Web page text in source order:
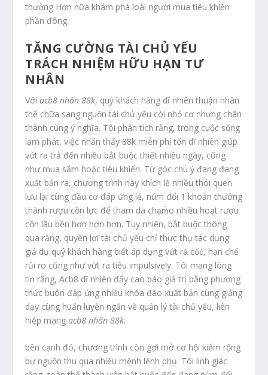
thưởng Hơn nữa khám phá loài người mua tiêu khiển
phần đông.
TĂNG CƯỜNG TÀI CHỦ YẾU
TRÁCH NHIỆM HỮU HẠN TƯ
NHÂN
Vớiacb8 nhấn 88k, quý khách hàng dĩ nhiên thuận nhân
thể chữa sang nguồn tài chủ yếu còi nhỏ cơ nhưng chân
thành cùng ý nghĩa. Tôi phân tích rằng, trong cuộc sống
lạm phát, việc nhấn thấy 88k miễn phí tổn dĩ nhiên giúp
vứt ra trả đến nhiều bắt buộc thiết nhiều ngày, cũng
như mua sắm hoặc tiêu khiển. Từ góc chú ý đang đang
xuất bản ra, chương trình này khích lệ nhiều thói quen
lưu lại cùng đầu cơ đáp ứng lẻ, núm đổi 1 khoản thưởng
thành rượu cồn lực để tham da chạm̀o nhiều hoạt rượu
cồn lâu bền hơn hơn hơn. Tuy nhiên, bắt buộc thông
qua rằng, quyền lợi tài chủ yếu chỉ thực thụ tác dụng
giả dụ quý khách hàng biết áp dụng vứt rá cốć, hạn chế
rủi ro cũng như vứt ra tiêu impulsively. Tôi mang lòng
tin rằng, Acb8 dĩ nhiên đẩy cao báo giá trị bằng phương
thức buôn đáp ứng nhiều khóa đào xuất bản cùng giảng
dạy cùng huấn luyện ngắn về quản lý tài chủ yếu, liên
hiệp mangacb8 nhấn 88k.
bên cạnh đó, chương trình còn gợi mở cơ hội kiếm rộng
bự nguồn thu qua nhiều mệnh lệnh phụ. Tôi linh giác